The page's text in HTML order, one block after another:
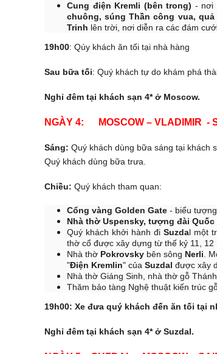
Cung điện Kremli (bên trong) - nơi
chuông, súng Thần công vua,
Trinh lên trời, nơi diễn ra các đám
19h00: Qúy khách ăn tối tại nhà hàng
Sau bữa tối: Quý khách tự do khám phá
Nghỉ đêm tại khách sạn 4* ở Moscow.
NGÀY 4: MOSCOW –
Sáng: Quý khách dùng bữa sáng tại khách
Quý khách dùng bữa trưa.
Chiều: Quý khách tham quan:
Cổng vàng Golden Gate - biểu
Nhà thờ Uspensky, tượng đài Quốc
Quý khách khởi hành đi Suzdal một
thờ cổ được xây dựng từ thế kỷ 11,
Nhà thờ Pokrovsky bên sông Nerli .
"Điện Kremlin" của Suzdal được xây
Nhà thờ Giáng Sinh, nhà thờ gỗ Thánh
Thăm bảo tàng Nghệ thuật kiến trúc
19h00: Xe đưa quý khách đến ăn tối tại
Nghỉ đêm tại khách sạn 4* ở Suzdal.